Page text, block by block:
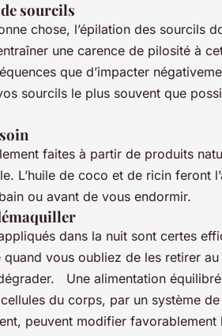
sourcils
chose, l’épilation des sourcils
une carence de pilosité à
que d’impacter
sourcils le plus souvent que
faites à partir de produits
L’huile de coco et de ricin feront
ou avant de vous endormir.
dans la nuit sont certes
vous oubliez de les retirer
Une alimentation
du corps, par un système
peuvent modifier